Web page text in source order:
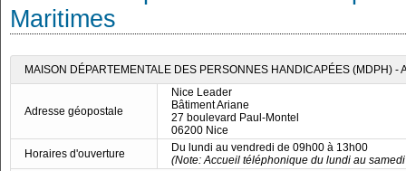
Maritimes
MAISON DÉPARTEMENTALE DES PERSONNES HANDICAPÉES (MDPH) -
Adresse géopostale
Nice Leader
Bâtiment Ariane
27 boulevard Paul-Montel
06200 Nice
Horaires d'ouverture
Du lundi au vendredi de 09h00 à 13h00
(Note: Accueil téléphonique du lundi au